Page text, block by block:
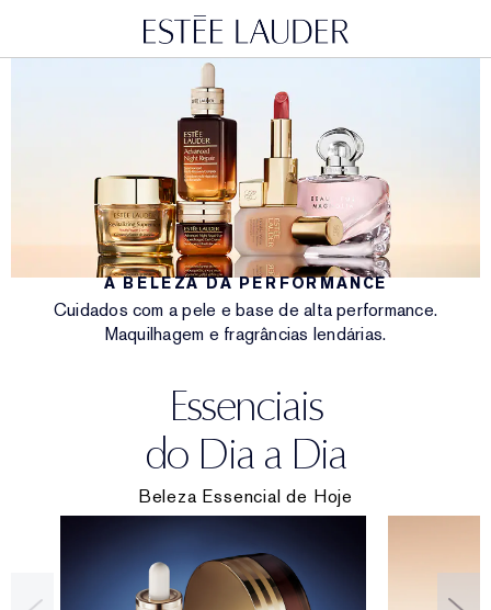
A BELEZA DA PERFORMANCE
Cuidados com a pele e base de alta performance.
Maquilhagem e fragrâncias lendárias.
Essenciais
do Dia a Dia
Beleza Essencial de Hoje